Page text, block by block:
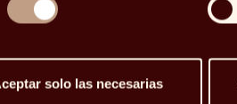
solo las necesarias